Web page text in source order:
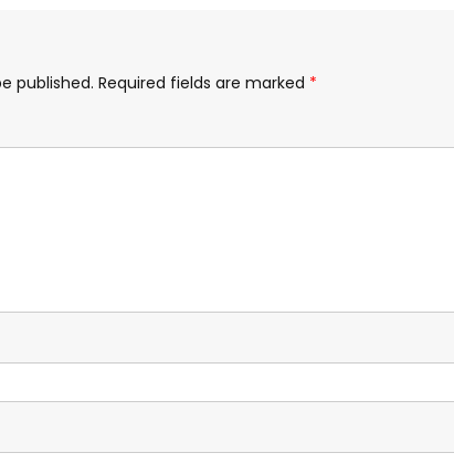
published. Required fields are marked *